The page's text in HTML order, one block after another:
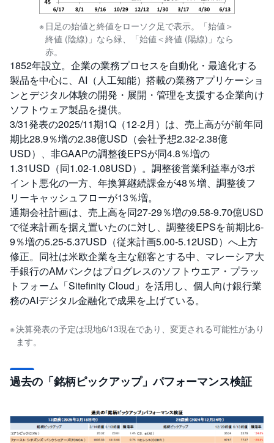
日足の始値と終値をローソク足で表示。「始値＞
終値 (陰線)」なら緑、「始値＜終値 (陽線)」なら
赤。
1852年設立。企業の業務プロセスを自動化・最適化する
製品を中心に、AI（人工知能）搭載の業務アプリケーショ
ンとデジタル体験の開発・展開・管理を支援する企業向け
ソフトウェア製品を提供。
3/31発表の2025/11期1Q（12-2月）は、売上高がが前年同
期比28.9％増の2.38億USD（会社予想2.32-2.38億
USD）、非GAAPの調整後EPSが同4.8％増の
1.31USD（同1.02-1.08USD）。調整後営業利益率が3ポ
イント悪化の一方、年換算継続課金が48％増、調整後フ
リーキャッシュフローが13％増。
通期会社計画は、売上高を同27-29％増の9.58-9.70億USD
で従来計画を据え置いたのに対し、調整後EPSを前期比6-
9％増の5.25-5.37USD（従来計画5.00-5.12USD）へ上方
修正。同社は米欧企業を主な顧客とする中、マレーシア大
手銀行のAMバンクはプログレスのソフトウエア・プラッ
トフォーム「Sitefinity Cloud」を活用し、個人向け銀行業
務のAIデジタル金融化で成果を上げている。
決算発表の予定は現地6/13現在であり、変更される可能性があり
ます。
過去の「銘柄ピックアップ」パフォーマンス検証